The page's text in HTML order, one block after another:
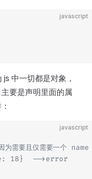
javascript
中一切都是对象，
要是声明里面的属
javascript
要且仅需要一个 name
18}  -->error